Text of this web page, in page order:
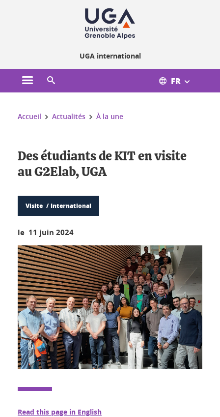
UGA international
Ouvrir le menu principal FR
Vous êtes ici :
Accueil Actualités À la une
Des étudiants de KIT en visite
au G2Elab, UGA
Visite International
le 11 juin 2024
Read this page in English